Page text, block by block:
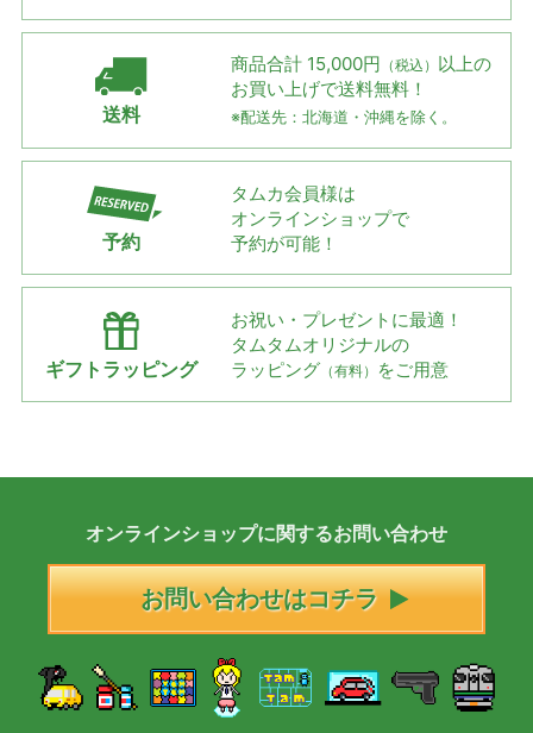
送料
商品合計 15,000円 （税込） 以上の
お買い上げで送料無料！
※配送先：北海道・沖縄を除く。
予約
タムカ会員様は
オンラインショップで
予約が可能！
ギフトラッピング
お祝い・プレゼントに最適！
タムタムオリジナルの
ラッピング （有料） をご用意
オンラインショップに関するお問い合わせ
お問い合わせはコチラ